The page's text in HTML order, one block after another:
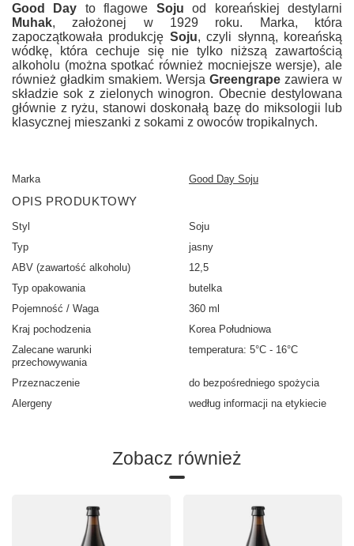
Good Day to flagowe Soju od koreańskiej destylarni
Muhak, założonej w 1929 roku. Marka, która
zapoczątkowała produkcję Soju, czyli słynną, koreańską
wódkę, która cechuje się nie tylko niższą zawartością
alkoholu (można spotkać również mocniejsze wersje), ale
również gładkim smakiem. Wersja Greengrape zawiera w
składzie sok z zielonych winogron. Obecnie destylowana
głównie z ryżu, stanowi doskonałą bazę do miksologii lub
klasycznej mieszanki z sokami z owoców tropikalnych.
Marka Good Day Soju
OPIS PRODUKTOWY
Styl
Soju
Typ
jasny
ABV (zawartość alkoholu)
12,5
Typ opakowania
butelka
Pojemność / Waga
360 ml
Kraj pochodzenia
Korea Południowa
Zalecane warunki
przechowywania
temperatura: 5°C - 16°C
Przeznaczenie
do bezpośredniego spożycia
Alergeny
według informacji na etykiecie
Zobacz również